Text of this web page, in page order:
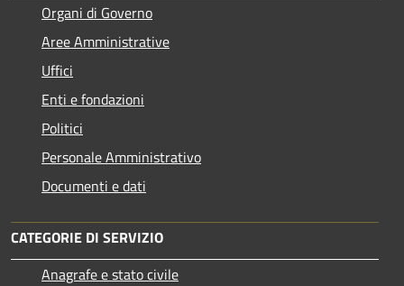
Organi di Governo
Aree Amministrative
Uffici
Enti e fondazioni
Politici
Personale Amministrativo
Documenti e dati
CATEGORIE DI SERVIZIO
Anagrafe e stato civile